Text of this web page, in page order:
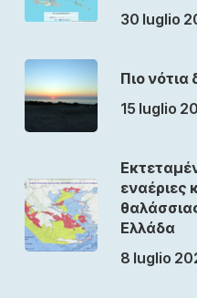
30 luglio
Πιο νότια
15 luglio
εναέριες
Ελλάδα
8 luglio